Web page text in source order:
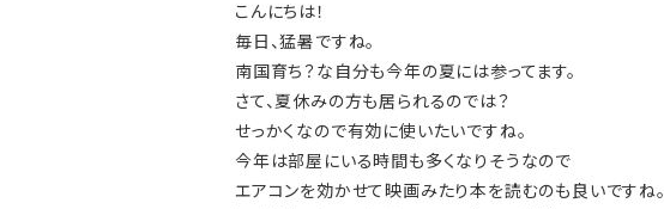
こんにちは！
毎日、猛暑ですね。
南国育ち？な自分も今年の夏には参ってます。
さて、夏休みの方も居られるのでは？
せっかくなので有効に使いたいですね。
今年は部屋にいる時間も多くなりそうなので
エアコンを効かせて映画みたり本を読むのも良いですね。